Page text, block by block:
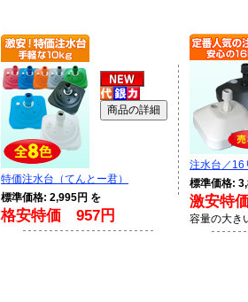
特価注水台（てんとー君）
標準価格: 2,995円 を
格安特価 957円
注水台／16
標準価格:
激安特
容量の大き